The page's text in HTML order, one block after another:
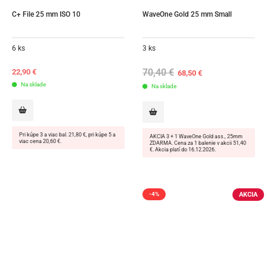
C+ File 25 mm ISO 10
6 ks
22,90 €
Na sklade
Pri kúpe 3 a viac bal. 21,80 €, pri kúpe 5 a
viac cena 20,60 €.
WaveOne Gold 25 mm Small
3 ks
70,40€ Original
price
68,50€Current
Na sklade
AKCIA 3 + 1 WaveOne Gold ass., 25mm
ZDARMA. Cena za 1 balenie v akcii 51,40
€. Akcia platí do 16.12.2026.
AKCIA
-4%